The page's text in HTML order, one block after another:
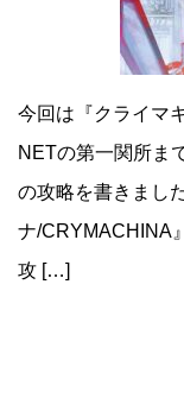
今回は『クライマ
NETの第一関所ま
の攻略を書きまし
ナ/CRYMACHINA
攻 […]